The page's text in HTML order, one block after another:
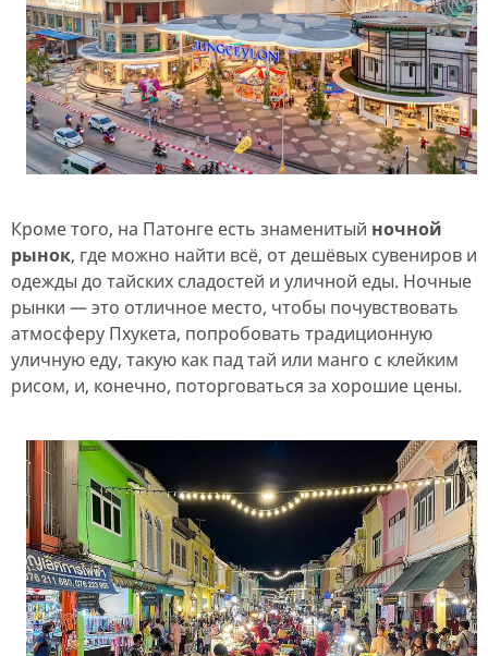
Кроме того, на Патонге есть знаменитый ночной
рынок, где можно найти всё, от дешёвых сувениров и
одежды до тайских сладостей и уличной еды. Ночные
рынки — это отличное место, чтобы почувствовать
атмосферу Пхукета, попробовать традиционную
уличную еду, такую как пад тай или манго с клейким
рисом, и, конечно, поторговаться за хорошие цены.